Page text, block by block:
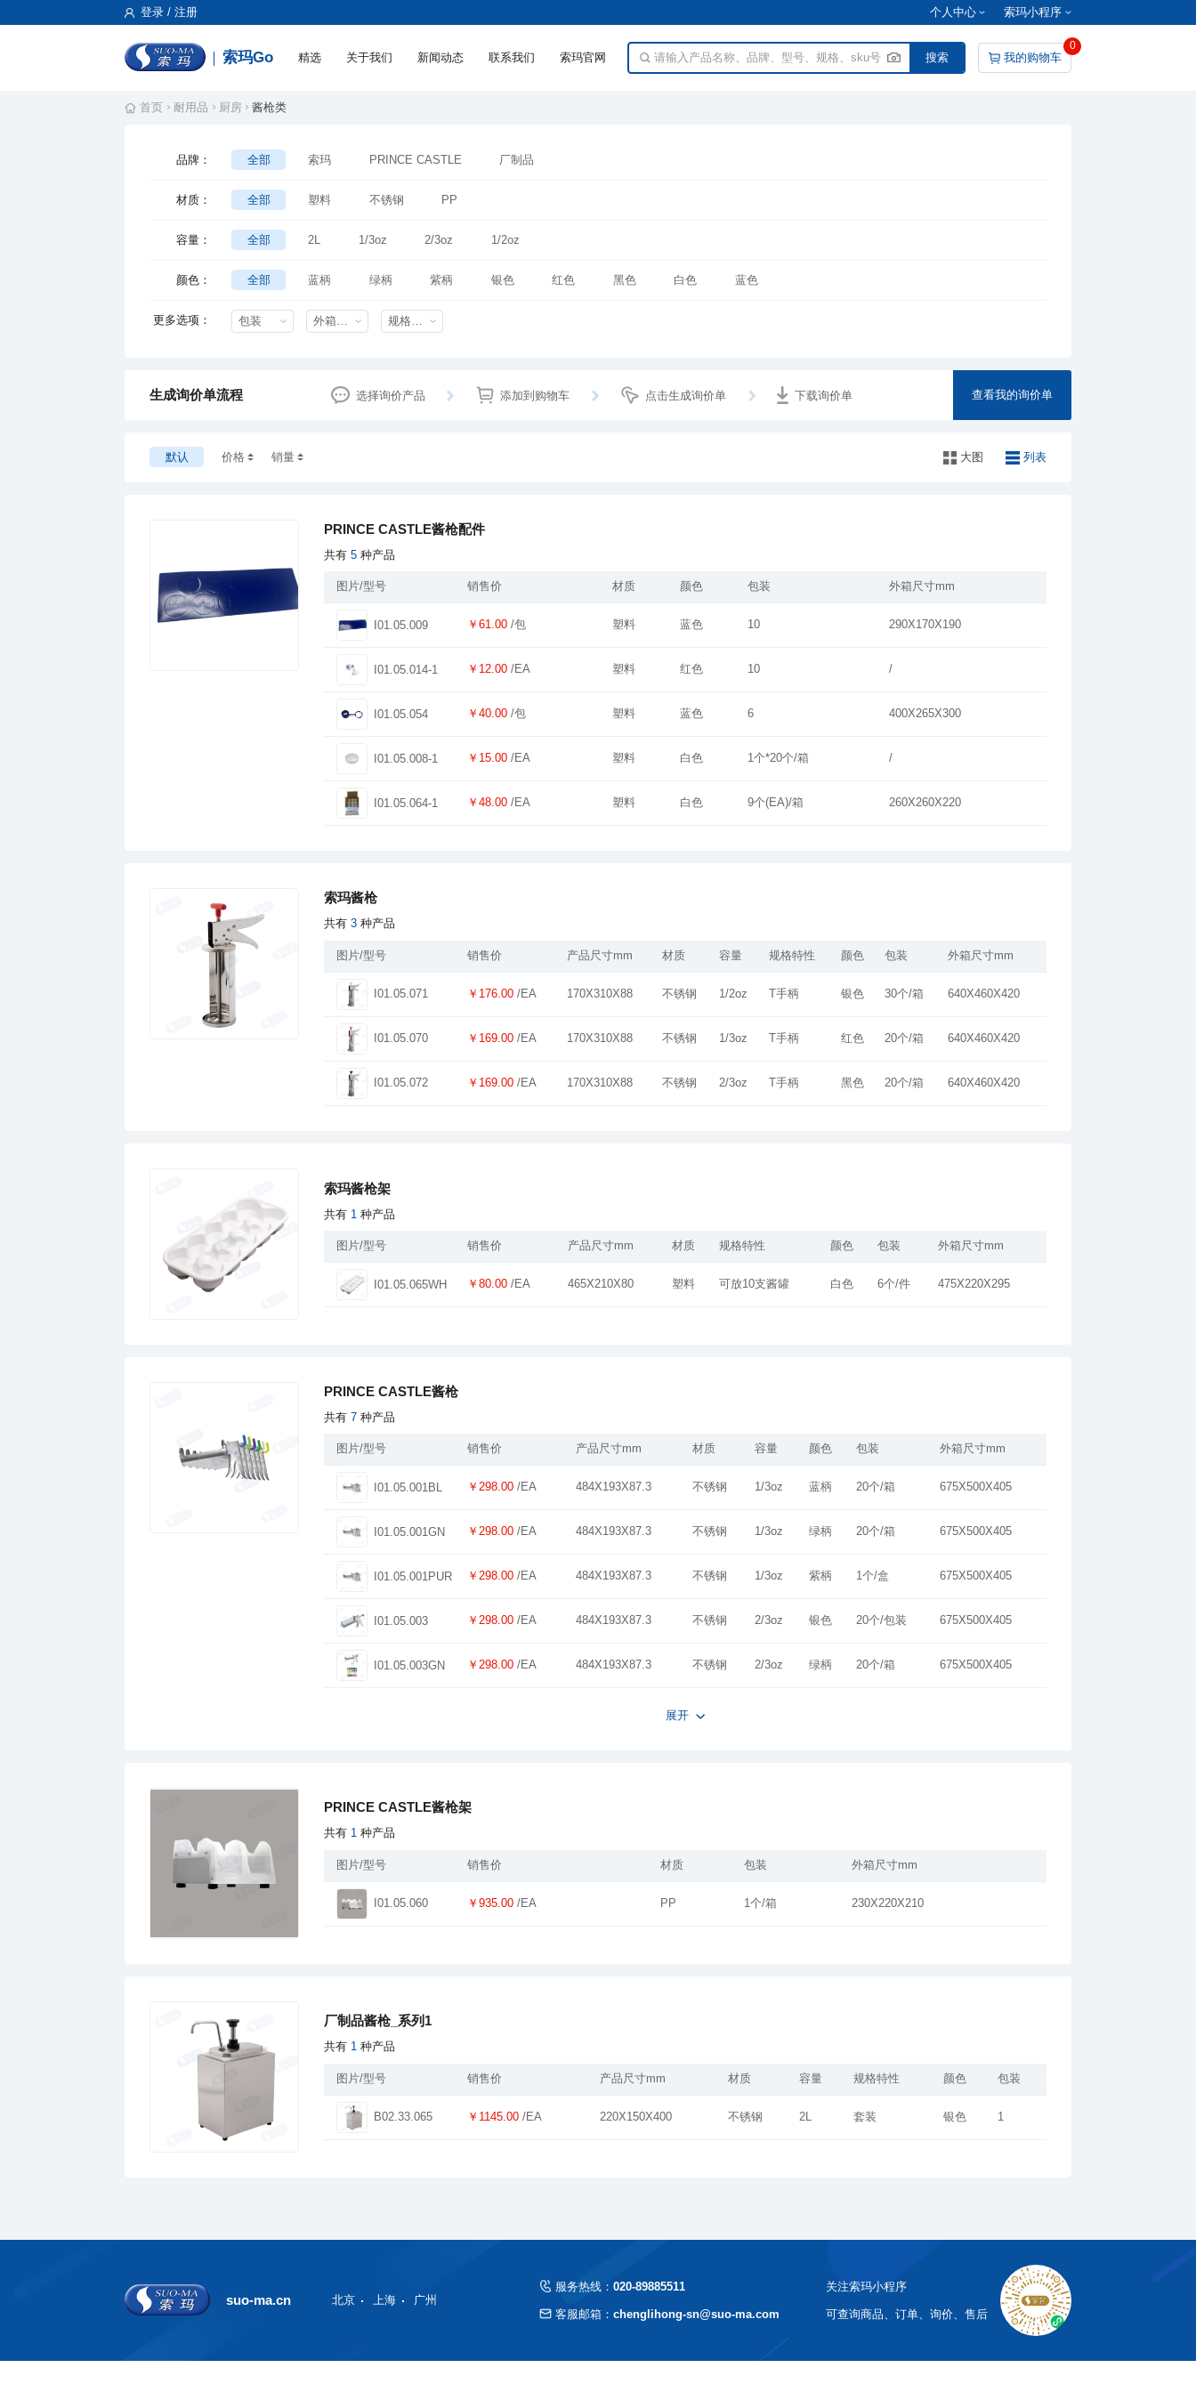
登录 / 注册 个人中心 索玛小程序
索玛Go 精选 关于我们 新闻动态 联系我们 索玛官网 我的购物车
0
首页 耐用品 厨房 酱枪类
品牌： 全部 索玛 PRINCE CASTLE 厂制品
材质： 全部 塑料 不锈钢 PP
容量： 全部 2L 1/3oz 2/3oz 1/2oz
颜色： 全部 蓝柄 绿柄 紫柄 银色 红色 黑色 白色 蓝色
更多选项： 包装 外箱尺寸mm 规格特性
生成询价单流程 选择询价产品 添加到购物车 点击生成询价单 下载询价单 查看我的询价单
默认 价格 销量 大图 列表
PRINCE CASTLE酱枪配件
共有 5 种产品
图片/型号 销售价 材质 颜色 包装 外箱尺寸mm
I01.05.009 ￥61.00 /包 塑料 蓝色 10 290X170X190
I01.05.014-1 ￥12.00 /EA 塑料 红色 10 /
I01.05.054 ￥40.00 /包 塑料 蓝色 6 400X265X300
I01.05.008-1 ￥15.00 /EA 塑料 白色 1个*20个/箱 /
I01.05.064-1 ￥48.00 /EA 塑料 白色 9个(EA)/箱 260X260X220
索玛酱枪
共有 3 种产品
图片/型号 销售价 产品尺寸mm 材质 容量 规格特性 颜色 包装 外箱尺寸mm
I01.05.071 ￥176.00 /EA 170X310X88 不锈钢 1/2oz T手柄 银色 30个/箱 640X460X420
I01.05.070 ￥169.00 /EA 170X310X88 不锈钢 1/3oz T手柄 红色 20个/箱 640X460X420
I01.05.072 ￥169.00 /EA 170X310X88 不锈钢 2/3oz T手柄 黑色 20个/箱 640X460X420
索玛酱枪架
共有 1 种产品
图片/型号 销售价 产品尺寸mm 材质 规格特性 颜色 包装 外箱尺寸mm
I01.05.065WH ￥80.00 /EA 465X210X80 塑料 可放10支酱罐 白色 6个/件 475X220X295
PRINCE CASTLE酱枪
共有 7 种产品
图片/型号 销售价 产品尺寸mm 材质 容量 颜色 包装 外箱尺寸mm
I01.05.001BL ￥298.00 /EA 484X193X87.3 不锈钢 1/3oz 蓝柄 20个/箱 675X500X405
I01.05.001GN ￥298.00 /EA 484X193X87.3 不锈钢 1/3oz 绿柄 20个/箱 675X500X405
I01.05.001PUR ￥298.00 /EA 484X193X87.3 不锈钢 1/3oz 紫柄 1个/盒 675X500X405
I01.05.003 ￥298.00 /EA 484X193X87.3 不锈钢 2/3oz 银色 20个/包装 675X500X405
I01.05.003GN ￥298.00 /EA 484X193X87.3 不锈钢 2/3oz 绿柄 20个/箱 675X500X405
展开
PRINCE CASTLE酱枪架
共有 1 种产品
图片/型号 销售价 材质 包装 外箱尺寸mm
I01.05.060 ￥935.00 /EA PP 1个/箱 230X220X210
厂制品酱枪_系列1
共有 1 种产品
图片/型号 销售价 产品尺寸mm 材质 容量 规格特性 颜色 包装
B02.33.065 ￥1145.00 /EA 220X150X400 不锈钢 2L 套装 银色 1
suo-ma.cn 北京 上海 广州
服务热线： 020-89885511
客服邮箱： chenglihong-sn@suo-ma.com
关注索玛小程序
可查询商品、订单、询价、售后